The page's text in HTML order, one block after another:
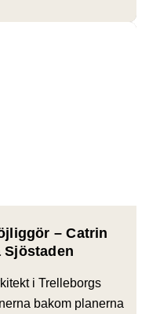
– Catrin
i Trelleborgs
bakom planerna